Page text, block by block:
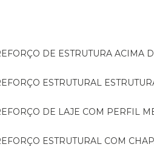
REFORÇO DE ESTRUTURA ACIMA
REFORÇO ESTRUTURAL
REFORÇO DE LAJE COM PERFIL
REFORÇO ESTRUTURAL COM